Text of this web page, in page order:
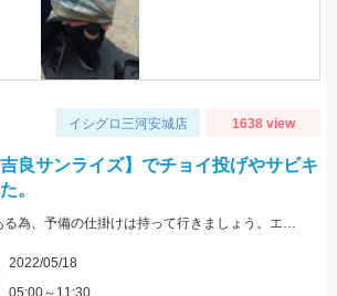
イシグロ三河安城店 1638 view
良サンライズ】でチョイ投げやサビキ
。
藻草が多く根掛かりもある為、予備の仕掛けは持って行きましょう。エサは石ゴカイを使用しました。
2022/05/18
05:00～11:30